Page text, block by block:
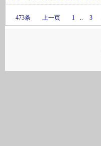
473条 上一页 1 .. 3